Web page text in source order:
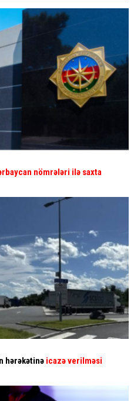
nömrələri ilə saxta
hərəkətinə icazə verilməsi